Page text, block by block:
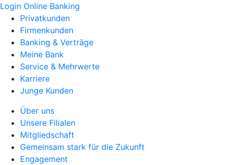
Login Online Banking
Privatkunden
Firmenkunden
Banking & Verträge
Meine Bank
Service & Mehrwerte
Karriere
Junge Kunden
Über uns
Unsere Filialen
Mitgliedschaft
Gemeinsam stark für die Zukunft
Engagement